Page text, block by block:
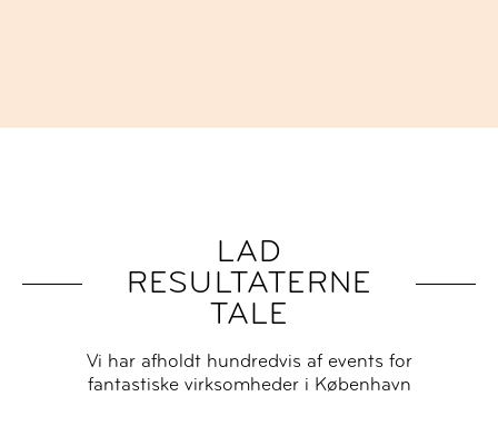
LAD
RESULTATERNE
TALE
Vi har afholdt hundredvis af events for
fantastiske virksomheder i København